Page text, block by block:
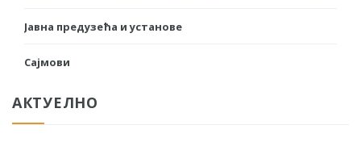
Јавна предузећа и установе
Сајмови
АКТУЕЛНО